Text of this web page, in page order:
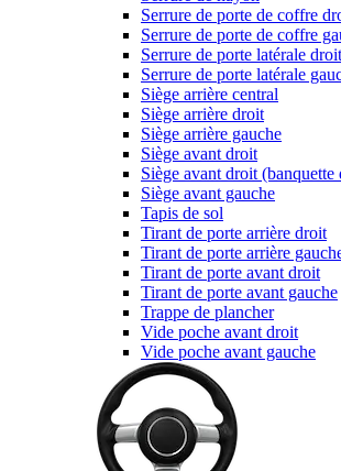
Serrure de porte de coffre
Serrure de porte de coffre
Serrure de porte latérale
Serrure de porte latérale
Siège arrière central
Siège arrière droit
Siège arrière gauche
Siège avant droit
Siège avant droit (banquette
Siège avant gauche
Tapis de sol
Tirant de porte arrière droit
Tirant de porte arrière
Tirant de porte avant droit
Tirant de porte avant gauche
Trappe de plancher
Vide poche avant droit
Vide poche avant gauche